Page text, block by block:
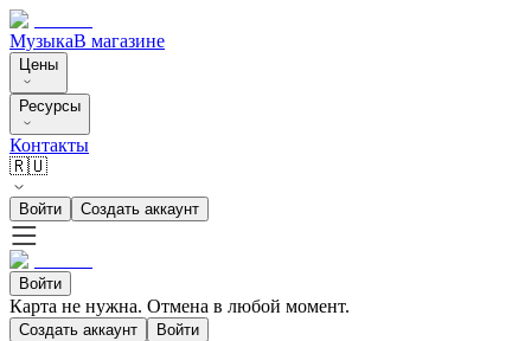
МузыкаВ магазине
Цены
Ресурсы
Контакты
🇷🇺
Войти Создать аккаунт
Войти
Карта не нужна. Отмена в любой момент.
Создать аккаунт Войти